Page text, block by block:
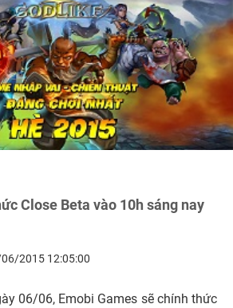
Close Beta vào 10h sáng nay
2015 12:05:00
06/06, Emobi Games sẽ chính thức